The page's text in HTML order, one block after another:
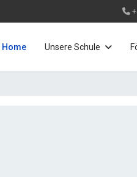
Home Unsere Schule